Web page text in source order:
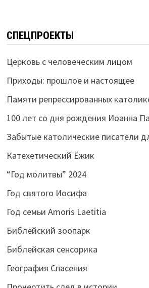
СПЕЦПРОЕКТЫ
Церковь с человеческим лицом
Приходы: прошлое и настоящее
Памяти репрессированных
100 лет со дня рождения Иоанна
Забытые католические писатели
Катехетический Ёжик
“Год молитвы” 2024
Год святого Иосифа
Год семьи Amoris Laetitia
Библейский зоопарк
Библейская сенсорика
География Спасения